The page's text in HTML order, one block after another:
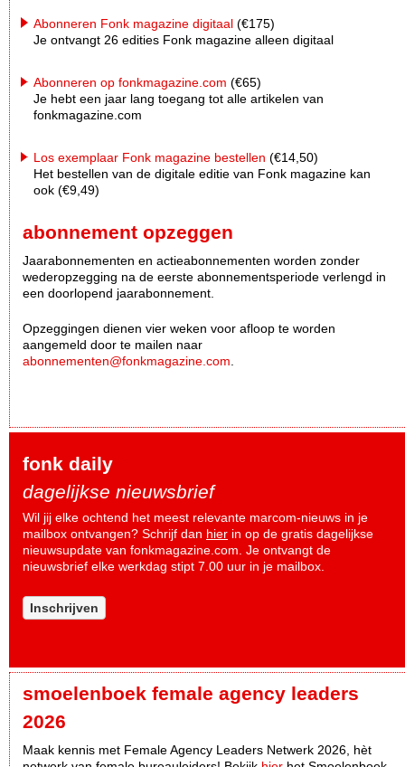
Abonneren Fonk magazine digitaal (€175)
Je ontvangt 26 edities Fonk magazine alleen digitaal
Abonneren op fonkmagazine.com (€65)
Je hebt een jaar lang toegang tot alle artikelen van
fonkmagazine.com
Los exemplaar Fonk magazine bestellen (€14,50)
Het bestellen van de digitale editie van Fonk magazine kan
ook (€9,49)
abonnement opzeggen
Jaarabonnementen en actieabonnementen worden zonder
wederopzegging na de eerste abonnementsperiode verlengd in
een doorlopend jaarabonnement.
Opzeggingen dienen vier weken voor afloop te worden
aangemeld door te mailen naar
abonnementen@fonkmagazine.com
fonk daily
dagelijkse nieuwsbrief
Wil jij elke ochtend het meest relevante marcom-nieuws in je
mailbox ontvangen? Schrijf dan hier in op de gratis dagelijkse
nieuwsupdate van fonkmagazine.com. Je ontvangt de
nieuwsbrief elke werkdag stipt 7.00 uur in je mailbox.
Inschrijven
smoelenboek female agency leaders
2026
Maak kennis met Female Agency Leaders Netwerk 2026, hèt